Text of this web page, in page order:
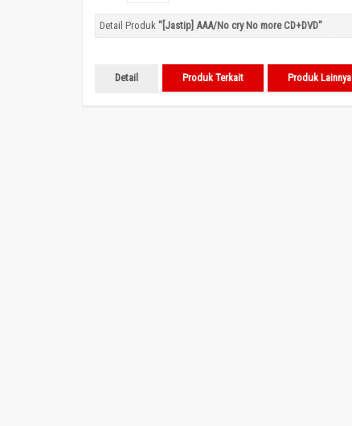
Detail Produk "[Jastip] AAA/No cry No more CD+DVD"
Detail Produk Terkait Produk Lainnya